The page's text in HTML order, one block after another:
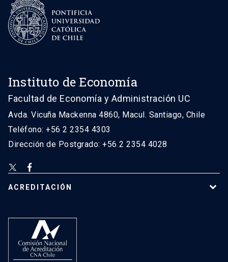
Instituto de Economía
Facultad de Economía y Administración UC
Avda. Vicuña Mackenna 4860, Macul. Santiago, Chile
Teléfono: +56 2 2354 4303
Dirección de Postgrado: +56 2 2354 4028
ACREDITACIÓN